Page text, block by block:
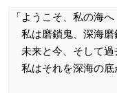
充
相关
「ようこそ、私の海へ
私は磨鎖鬼、深海
未来と今、そして
私はそれを深海の